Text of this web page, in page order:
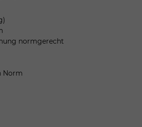
normgerecht
Norm